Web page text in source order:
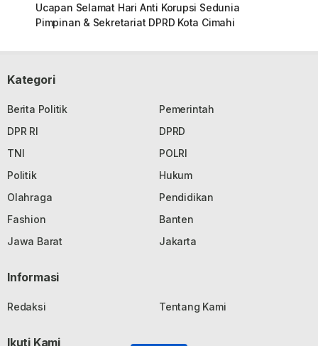
Ucapan Selamat Hari Anti Korupsi Sedunia
Pimpinan & Sekretariat DPRD Kota Cimahi
Kategori
Berita Politik
Pemerintah
DPR RI
DPRD
TNI
POLRI
Politik
Hukum
Olahraga
Pendidikan
Fashion
Banten
Jawa Barat
Jakarta
Informasi
Redaksi Tentang Kami
Ikuti Kami